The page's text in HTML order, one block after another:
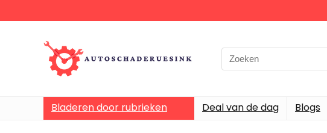
Bladeren door rubrieken Deal van de dag Blogs